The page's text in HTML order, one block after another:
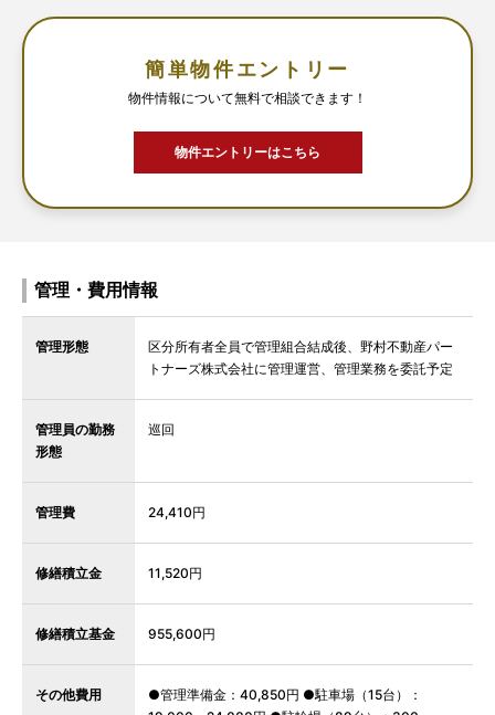
簡単物件エントリー
物件情報について無料で相談できます！
物件エントリーはこちら
管理・費用情報
管理形態
区分所有者全員で管理組合結成後、野村不動産パー
トナーズ株式会社に管理運営、管理業務を委託予定
管理員の勤務
形態
巡回
管理費 24,410円
修繕積立金 11,520円
修繕積立基金 955,600円
その他費用
●管理準備金：40,850円 ●駐車場（15台）：